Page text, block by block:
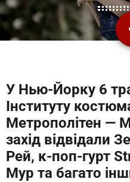
У Нью-Йорку 6
Інституту
Метрополітен —
захід відвідали
Рей, к-поп-гурт
Мур та багато